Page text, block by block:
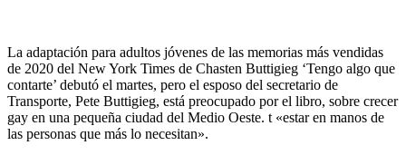
La adaptación para adultos jóvenes de las memorias más vendidas
de 2020 del New York Times de Chasten Buttigieg ‘Tengo algo que
contarte’ debutó el martes, pero el esposo del secretario de
Transporte, Pete Buttigieg, está preocupado por el libro, sobre crecer
gay en una pequeña ciudad del Medio Oeste. t «estar en manos de
las personas que más lo necesitan».